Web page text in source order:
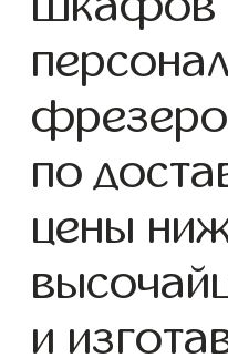
по
цены
и